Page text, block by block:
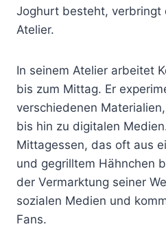
Joghurt besteht, verbringt
Atelier.
In seinem Atelier arbeitet
bis zum Mittag. Er
verschiedenen
bis hin zu digitalen
Mittagessen, das oft aus
und gegrilltem Hähnchen
der Vermarktung seiner
sozialen Medien und
Fans.